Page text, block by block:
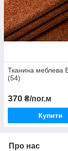
Тканина меблева
(54)
370 ₴/пог.м
Купити
Про нас